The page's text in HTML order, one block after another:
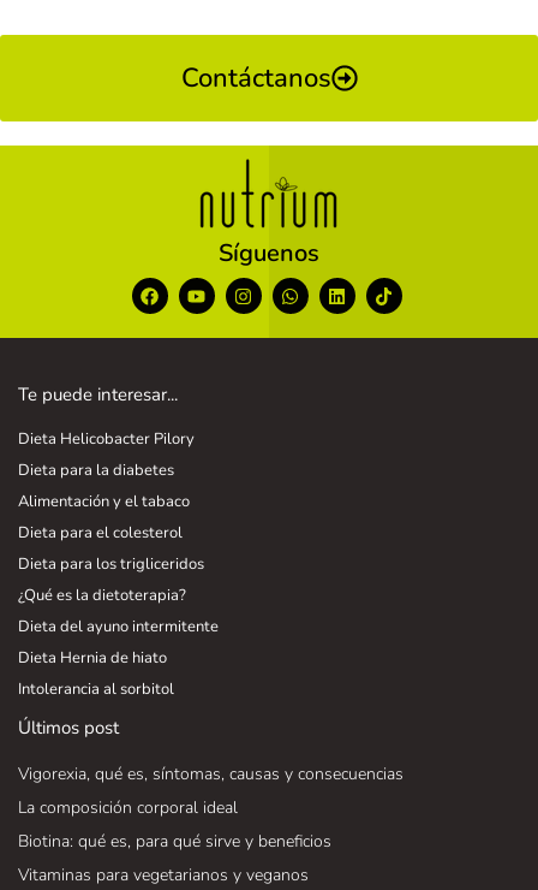
Contáctanos
Síguenos
Últimos post
Vigorexia, qué es, síntomas, causas y consecuencias
La composición corporal ideal
Biotina: qué es, para qué sirve y beneficios
Vitaminas para vegetarianos y veganos
Te puede interesar...
Dieta Helicobacter Pilory
Dieta para la diabetes
Alimentación y el tabaco
Dieta para el colesterol
Dieta para los trigliceridos
¿Qué es la dietoterapia?
Dieta del ayuno intermitente
Dieta Hernia de hiato
Intolerancia al sorbitol